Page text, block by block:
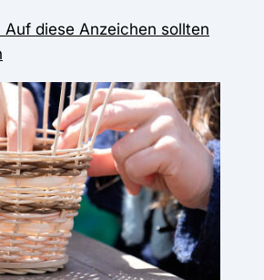
Auf diese Anzeichen sollten